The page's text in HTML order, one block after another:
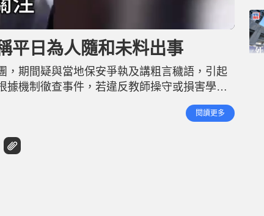
平日為人隨和未料出事
，期間疑與當地保安爭執及講粗言穢語，引起
機制徹查事件，若違反教師操守或損害學校
和，甚至經常在早會提醒學生不要說粗言穢
驚 師生今早7時許如常返學，校方派多名教職
閱讀更多